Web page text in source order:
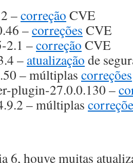
–correção CVE
–correções CVE
2.1 –correção CVE
– atualização de
– múltiplas correções
plugin-27.0.0.130 –
– múltiplas
6, houve muitas